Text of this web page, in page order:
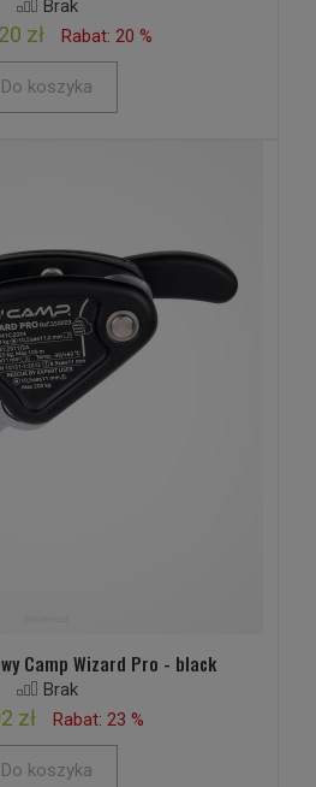
Brak
zł Rabat: 20 %
Do koszyka
Camp Wizard Pro - black
Brak
zł Rabat: 23 %
Do koszyka